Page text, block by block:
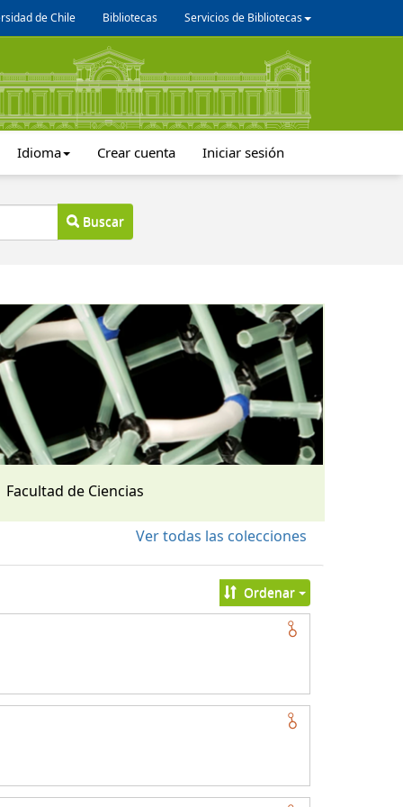
de Chile Bibliotecas Servicios de Bibliotecas
Idioma Crear cuenta Iniciar sesión
Buscar
Facultad de Ciencias
Ver todas las colecciones
Ordenar